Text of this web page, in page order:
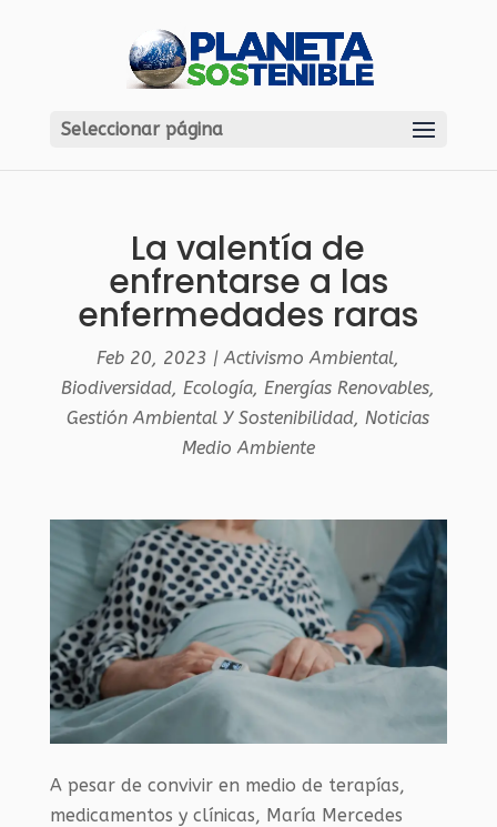
Seleccionar página
La valentía de
enfrentarse a las
enfermedades raras
Feb 20, 2023 |Activismo Ambiental,
Biodiversidad,Ecología,Energías Renovables,
Gestión Ambiental Y Sostenibilidad,Noticias
Medio Ambiente
A pesar de convivir en medio de terapías,
medicamentos y clínicas, María Mercedes